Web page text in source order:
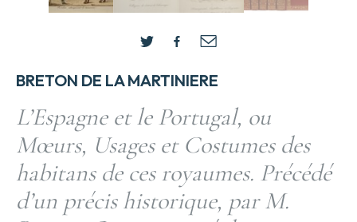
BRETON DE LA MARTINIERE
L’Espagne et le Portugal, ou
Mœurs, Usages et Costumes des
habitans de ces royaumes. Précédé
d’un précis historique, par M.